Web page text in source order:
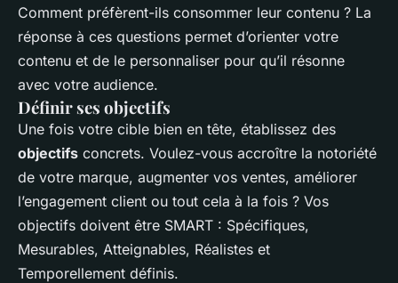
Comment préfèrent-ils consommer leur contenu ? La
réponse à ces questions permet d’orienter votre
contenu et de le personnaliser pour qu’il résonne
avec votre audience.
Définir ses objectifs
Une fois votre cible bien en tête, établissez des
objectifs concrets. Voulez-vous accroître la notoriété
de votre marque, augmenter vos ventes, améliorer
l’engagement client ou tout cela à la fois ? Vos
objectifs doivent être SMART : Spécifiques,
Mesurables, Atteignables, Réalistes et
Temporellement définis.